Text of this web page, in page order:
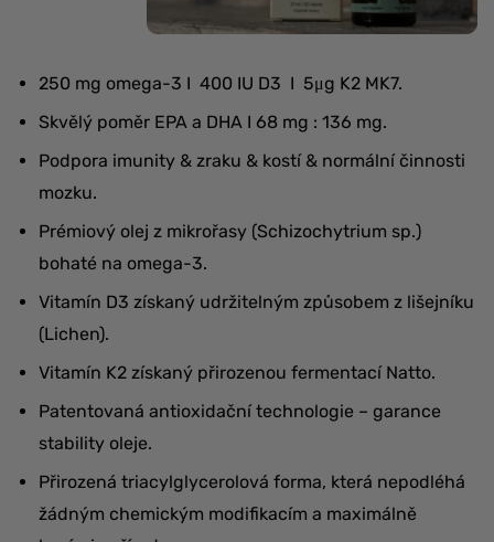
250 mg omega-3 I 400 IU D3 I 5μg K2 MK7.
Skvělý poměr EPA a DHA I 68 mg : 136 mg.
Podpora imunity & zraku & kostí & normální činnosti
mozku.
Prémiový olej z mikrořasy (Schizochytrium sp.)
bohaté na omega-3.
Vitamín D3 získaný udržitelným způsobem z lišejníku
(Lichen).
Vitamín K2 získaný přirozenou fermentací Natto.
Patentovaná antioxidační technologie – garance
stability oleje.
Přirozená triacylglycerolová forma, která nepodléhá
žádným chemickým modifikacím a maximálně